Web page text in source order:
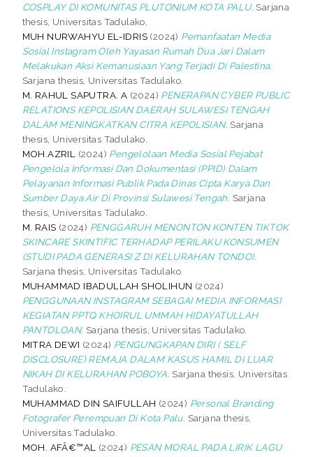
COSPLAY DI KOMUNITAS PLUTONIUM KOTA PALU. Sarjana
thesis, Universitas Tadulako.
MUH NURWAHYU EL-IDRIS (2024) Pemanfaatan Media
Sosial Instagram Oleh Yayasan Rumah Dua Jari Dalam
Melakukan Aksi Kemanusiaan Yang Terjadi Di Palestina.
Sarjana thesis, Universitas Tadulako.
M. RAHUL SAPUTRA. A (2024) PENERAPAN CYBER PUBLIC
RELATIONS KEPOLISIAN DAERAH SULAWESI TENGAH
DALAM MENINGKATKAN CITRA KEPOLISIAN. Sarjana
thesis, Universitas Tadulako.
MOH.AZRIL
(2024) Pengelolaan Media Sosial Pejabat
Pengelola Informasi Dan Dokumentasi (PPID) Dalam
Pelayanan Informasi Publik Pada Dinas Cipta Karya Dan
Sumber Daya Air Di Provinsi Sulawesi Tengah. Sarjana
thesis, Universitas Tadulako.
M. RAIS (2024) PENGGARUH MENONTON KONTEN TIKTOK
SKINCARE SKINTIFIC TERHADAP PERILAKU KONSUMEN
(STUDI PADA GENERASI Z DI KELURAHAN TONDO).
Sarjana thesis, Universitas Tadulako.
MUHAMMAD IBADULLAH SHOLIHUN (2024)
PENGGUNAAN INSTAGRAM SEBAGAI MEDIA INFORMASI
KEGIATAN PPTQ KHOIRUL UMMAH HIDAYATULLAH
PANTOLOAN. Sarjana thesis, Universitas Tadulako.
MITRA DEWI (2024) PENGUNGKAPAN DIRI ( SELF
DISCLOSURE) REMAJA DALAM KASUS HAMIL DI LUAR
NIKAH DI KELURAHAN POBOYA. Sarjana thesis, Universitas
Tadulako.
MUHAMMAD DIN SAIFULLAH (2024) Personal Branding
Fotografer Perempuan Di Kota Palu. Sarjana thesis,
Universitas Tadulako.
MOH. AFÂ€™AL
(2024) PESAN MORAL PADA LIRIK LAGU